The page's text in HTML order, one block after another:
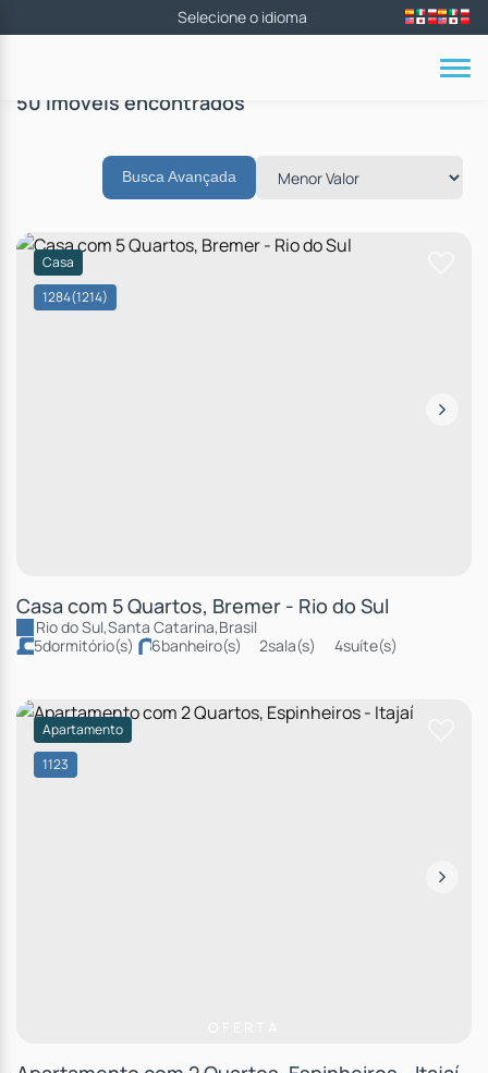
50 Imóveis encontrados
Busca Avançada
1284(1214)
Casa
Casa com 5 Quartos, Bremer - Rio do Sul
Rio do Sul,Santa Catarina,Brasil
5dormitório(s) 6banheiro(s) 2sala(s) 4suíte(s)
1123
Apartamento